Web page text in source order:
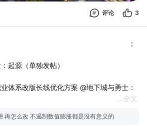
评论 3
起源（单独发帖）
体系改版长线优化方案 @地下城与勇士：
元能、远武、翎武、玄灵、元灵五大体
全文
再怎么改 不遏制数值膨胀都是没有意义的